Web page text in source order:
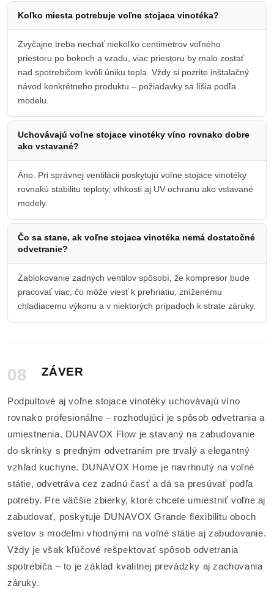
Koľko miesta potrebuje voľne stojaca vinotéka?
Zvyčajne treba nechať niekoľko centimetrov voľného
priestoru po bokoch a vzadu, viac priestoru by malo zostať
nad spotrebičom kvôli úniku tepla. Vždy si pozrite inštalačný
návod konkrétneho produktu – požiadavky sa líšia podľa
modelu.
Uchovávajú voľne stojace vinotéky víno rovnako dobre
ako vstavané?
Áno. Pri správnej ventilácii poskytujú voľne stojace vinotéky
rovnakú stabilitu teploty, vlhkosti aj UV ochranu ako vstavané
modely.
Čo sa stane, ak voľne stojaca vinotéka nemá dostatočné
odvetranie?
Zablokovanie zadných ventilov spôsobí, že kompresor bude
pracovať viac, čo môže viesť k prehriatiu, zníženému
chladiacemu výkonu a v niektorých prípadoch k strate záruky.
08 ZÁVER
Podpultové aj voľne stojace vinotéky uchovávajú víno
rovnako profesionálne – rozhodujúci je spôsob odvetrania a
umiestnenia. DUNAVOX Flow je stavaný na zabudovanie
do skrinky s predným odvetraním pre trvalý a elegantný
vzhľad kuchyne. DUNAVOX Home je navrhnutý na voľné
státie, odvetráva cez zadnú časť a dá sa presúvať podľa
potreby. Pre väčšie zbierky, ktoré chcete umiestniť voľne aj
zabudovať, poskytuje DUNAVOX Grande flexibilitu oboch
svetov s modelmi vhodnými na voľné státie aj zabudovanie.
Vždy je však kľúčové rešpektovať spôsob odvetrania
spotrebiča – to je základ kvalitnej prevádzky aj zachovania
záruky.